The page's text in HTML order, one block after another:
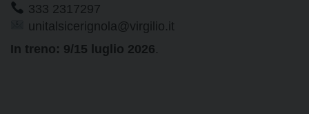
333 2317297
unitalsicerignola@virgilio.it
In treno: 9/15 luglio 2026.